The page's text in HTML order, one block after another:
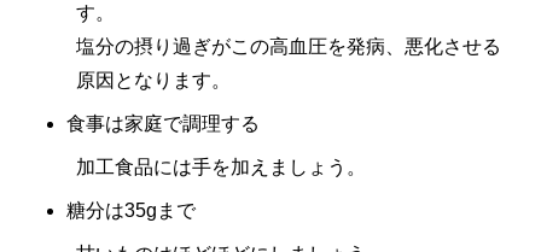
す。
塩分の摂り過ぎがこの高血圧を発病、悪化させる
原因となります。
食事は家庭で調理する
加工食品には手を加えましょう。
糖分は35gまで